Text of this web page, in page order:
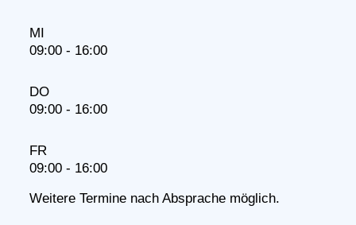
MI
09:00 - 16:00
DO
09:00 - 16:00
FR
09:00 - 16:00
Weitere Termine nach Absprache möglich.